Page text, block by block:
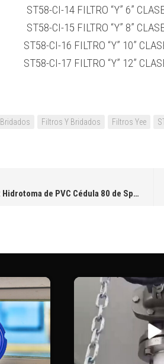
ST58-CI-14 FILTRO “Y” 6”
ST58-CI-15 FILTRO “Y” 8”
ST58-CI-16 FILTRO “Y” 10”
ST58-CI-17 FILTRO “Y” 12”
Filtros Y Bridados Filtros Yee
867-417SR Hidrotoma de PVC Cédula 80 de Spears® EPDM con salida roscada SR de 4 X 1″